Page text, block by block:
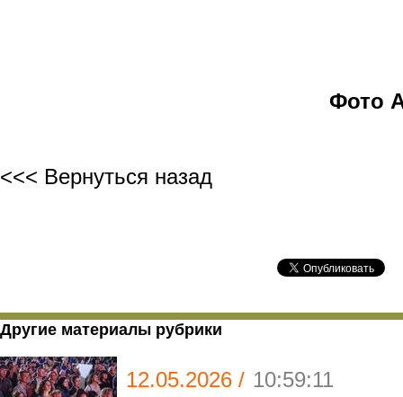
Фото
<<< Вернуться назад
Другие материалы рубрики
12.05.2026 / 10:59:11